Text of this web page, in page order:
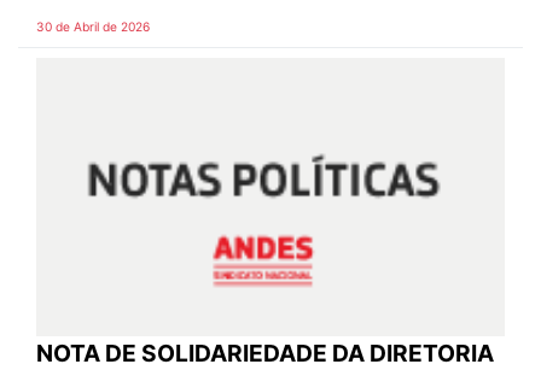
30 de Abril de 2026
NOTA DE SOLIDARIEDADE DA DIRETORIA